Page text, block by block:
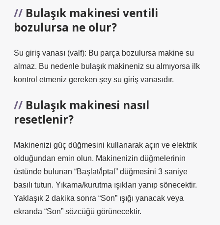
Bulaşık makinesi ventili
bozulursa ne olur?
Su giriş vanası (valf): Bu parça bozulursa makine su
almaz. Bu nedenle bulaşık makineniz su almıyorsa ilk
kontrol etmeniz gereken şey su giriş vanasıdır.
Bulaşık makinesi nasıl
resetlenir?
Makinenizi güç düğmesini kullanarak açın ve elektrik
olduğundan emin olun. Makinenizin düğmelerinin
üstünde bulunan “Başlat/İptal” düğmesini 3 saniye
basılı tutun. Yıkama/kurutma ışıkları yanıp sönecektir.
Yaklaşık 2 dakika sonra “Son” ışığı yanacak veya
ekranda “Son” sözcüğü görünecektir.